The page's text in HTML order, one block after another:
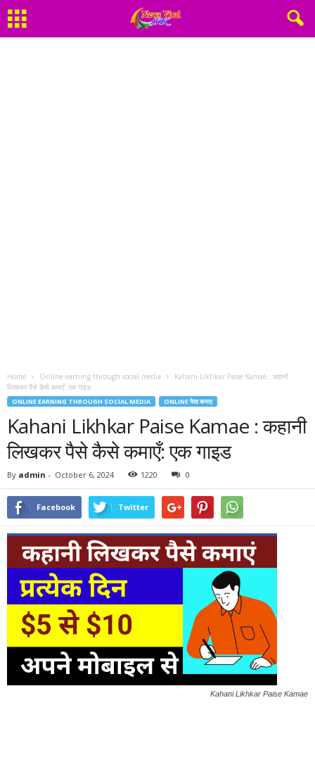
Home Online earning through social media
Kahani Likhkar Paise Kamae : कहानी
लिखकर पैसे कैसे कमाएँ: एक गाइड
ONLINE EARNING THROUGH SOCIAL MEDIA ONLINE पैसा कमाए
Kahani Likhkar Paise Kamae : कहानी
लिखकर पैसे कैसे कमाएँ: एक गाइड
By admin - October 6, 2024 1220 0
Facebook Twitter
Kahani Likhkar Paise Kamae